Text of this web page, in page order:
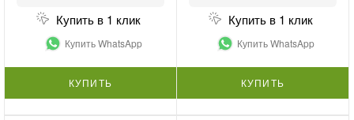
Купить в 1 клик
Купить WhatsApp
КУПИТЬ
Купить в 1 клик
Купить WhatsApp
КУПИТЬ